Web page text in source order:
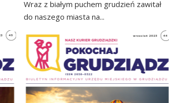
Wraz z białym puchem grudzień zawitał
do naszego miasta na...
więcej
image